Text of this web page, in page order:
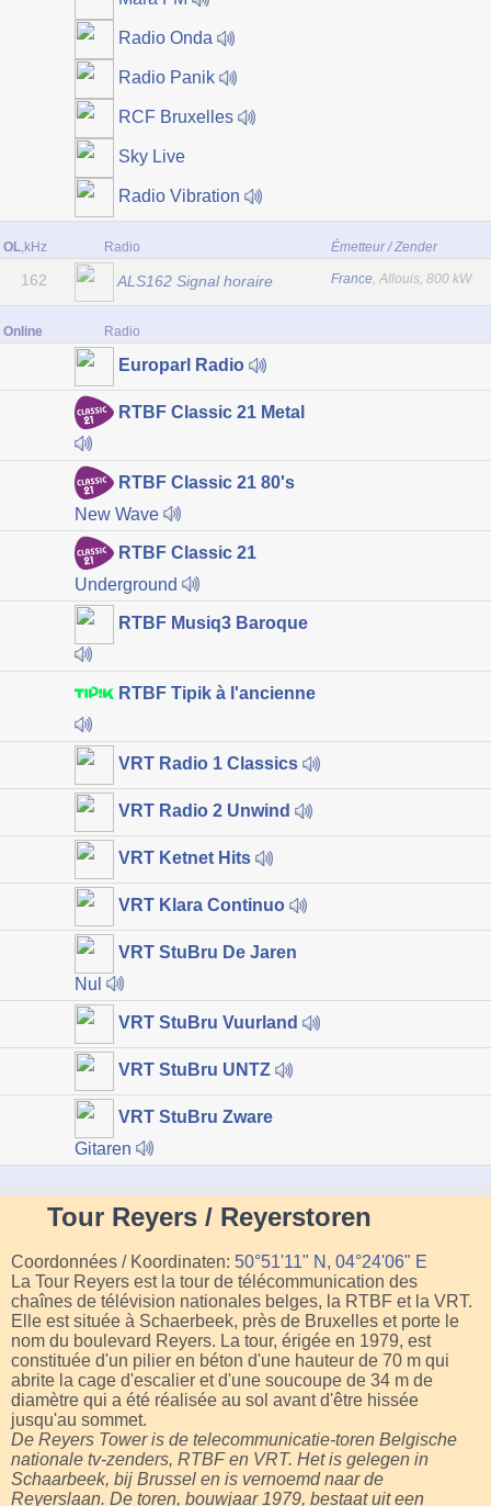
Radio Onda
Radio Panik
RCF Bruxelles
Sky Live
Radio Vibration
OL,kHz Radio Émetteur / Zender
162 ALS162 Signal horaire France, Allouis, 800 kW
Online Radio
Europarl Radio
RTBF Classic 21 Metal
RTBF Classic 21 80's
New Wave
RTBF Classic 21
Underground
RTBF Musiq3 Baroque
RTBF Tipik à l'ancienne
VRT Radio 1 Classics
VRT Radio 2 Unwind
VRT Ketnet Hits
VRT Klara Continuo
VRT StuBru De Jaren
Nul
VRT StuBru Vuurland
VRT StuBru UNTZ
VRT StuBru Zware
Gitaren
Tour Reyers / Reyerstoren
Coordonnées / Koordinaten: 50°51'11" N, 04°24'06" E
La Tour Reyers est la tour de télécommunication des
chaînes de télévision nationales belges, la RTBF et la VRT.
Elle est située à Schaerbeek, près de Bruxelles et porte le
nom du boulevard Reyers. La tour, érigée en 1979, est
constituée d'un pilier en béton d'une hauteur de 70 m qui
abrite la cage d'escalier et d'une soucoupe de 34 m de
diamètre qui a été réalisée au sol avant d'être hissée
jusqu'au sommet.
De Reyers Tower is de telecommunicatie-toren Belgische
nationale tv-zenders, RTBF en VRT. Het is gelegen in
Schaarbeek, bij Brussel en is vernoemd naar de
Reyerslaan. De toren, bouwjaar 1979, bestaat uit een